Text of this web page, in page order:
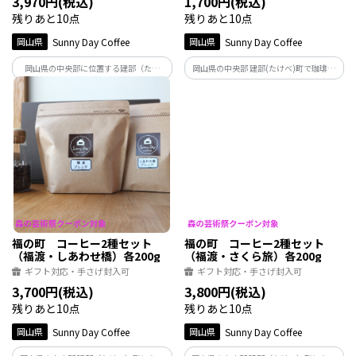
残りあと10点
岡山県 Sunny Day Coffee
岡山県の中央部に位置する建部（たけ
べ）町にある自家焙煎珈琲店Sunny Day
Coffeeのご当地ブレンド3種類がセットに
なりました。手軽なドリップバッグで、
飲み比べも楽しいセットです。
残りあと10点
岡山県 Sunny Day Coffee
岡山県の中央部 建部(たけべ)町で珈琲豆
を焙煎するSunny Day Coffeeが町の地名
福の町 コーヒー2種セット
（福渡・しあわせ橋）各200g
ギフト対応・手さげ封入可
3,700円(税込)
残りあと10点
岡山県 Sunny Day Coffee
福の町 コーヒー2種セット
（福渡・さくら旅）各200g
ギフト対応・手さげ封入可
3,800円(税込)
残りあと10点
岡山県 Sunny Day Coffee